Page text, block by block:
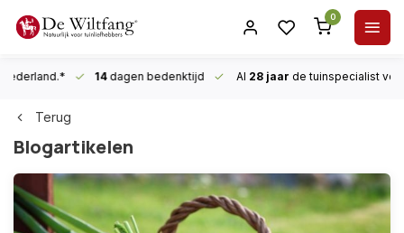
0
14dagen bedenktijd Al 28 jaar de tuinspecialist
Terug
Blogartikelen